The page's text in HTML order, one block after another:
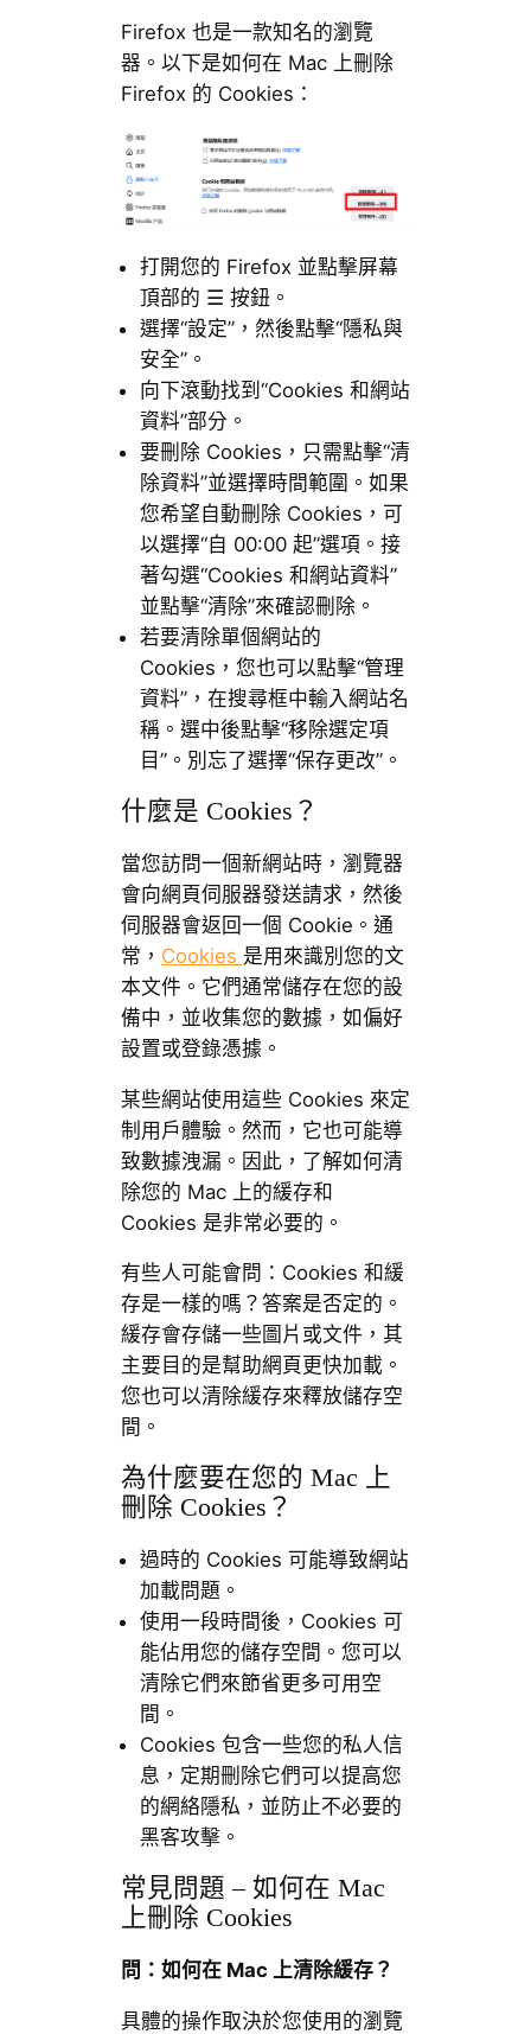
Firefox 也是一款知名的瀏覽
器。以下是如何在 Mac 上刪除
Firefox 的 Cookies：
打開您的 Firefox 並點擊屏幕
頂部的 ☰ 按鈕。
選擇“設定”，然後點擊“隱私與
安全”。
向下滾動找到“Cookies 和網站
資料”部分。
要刪除 Cookies，只需點擊“清
除資料”並選擇時間範圍。如果
您希望自動刪除 Cookies，可
以選擇“自 00:00 起”選項。接
著勾選“Cookies 和網站資料”
並點擊“清除”來確認刪除。
若要清除單個網站的
Cookies，您也可以點擊“管理
資料”，在搜尋框中輸入網站名
稱。選中後點擊“移除選定項
目”。別忘了選擇“保存更改”。
什麼是 Cookies？
當您訪問一個新網站時，瀏覽器
會向網頁伺服器發送請求，然後
伺服器會返回一個 Cookie。通
常， Cookies 是用來識別您的文
本文件。它們通常儲存在您的設
備中，並收集您的數據，如偏好
設置或登錄憑據。
某些網站使用這些 Cookies 來定
制用戶體驗。然而，它也可能導
致數據洩漏。因此，了解如何清
除您的 Mac 上的緩存和
Cookies 是非常必要的。
有些人可能會問：Cookies 和緩
存是一樣的嗎？答案是否定的。
緩存會存儲一些圖片或文件，其
主要目的是幫助網頁更快加載。
您也可以清除緩存來釋放儲存空
間。
為什麼要在您的 Mac 上
刪除 Cookies？
過時的 Cookies 可能導致網站
加載問題。
使用一段時間後，Cookies 可
能佔用您的儲存空間。您可以
清除它們來節省更多可用空
間。
Cookies 包含一些您的私人信
息，定期刪除它們可以提高您
的網絡隱私，並防止不必要的
黑客攻擊。
常見問題 – 如何在 Mac
上刪除 Cookies
問：如何在 Mac 上清除緩存？
具體的操作取決於您使用的瀏覽